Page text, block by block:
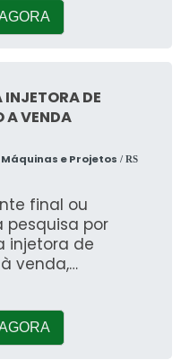
Rubber
DE
A VENDA
e Projetos / RS
final ou
pesquisa por
injetora de
venda,
e Projetos